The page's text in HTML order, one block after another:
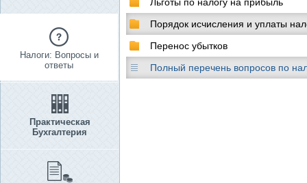
Налоги: Вопросы и
ответы
Практическая
Бухгалтерия
Порядок исчисления и уплаты
Перенос убытков
Полный перечень вопросов по